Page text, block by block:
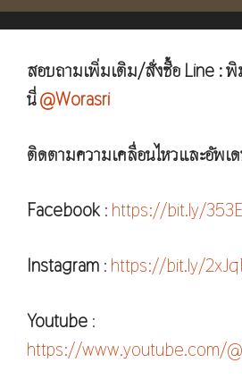
สอบถามเพิ่มเติม/สั่งซื้อ Line :
นี่@Worasri
ติดตามความเคลื่อนไหวและอัพเ
Facebook : https://bit.ly/
Instagram : https://bit.ly/
Youtube :
https://www.youtube.com/